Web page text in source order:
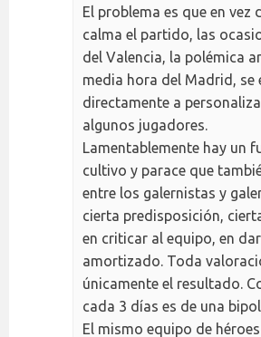
El problema es que en vez
calma el partido, las
del Valencia, la polémica
media hora del Madrid, se
directamente a
algunos jugadores.
Lamentablemente hay un
cultivo y parace que
entre los galernistas y
cierta predisposición,
en criticar al equipo, en
amortizado. Toda
únicamente el resultado.
cada 3 días es de una
El mismo equipo de